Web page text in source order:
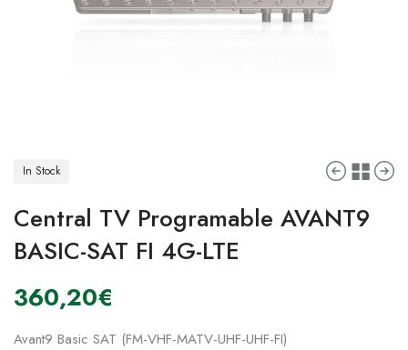
In Stock
Central TV Programable AVANT9
BASIC-SAT FI 4G-LTE
360,20€
Avant9 Basic SAT (FM-VHF-MATV-UHF-UHF-FI)